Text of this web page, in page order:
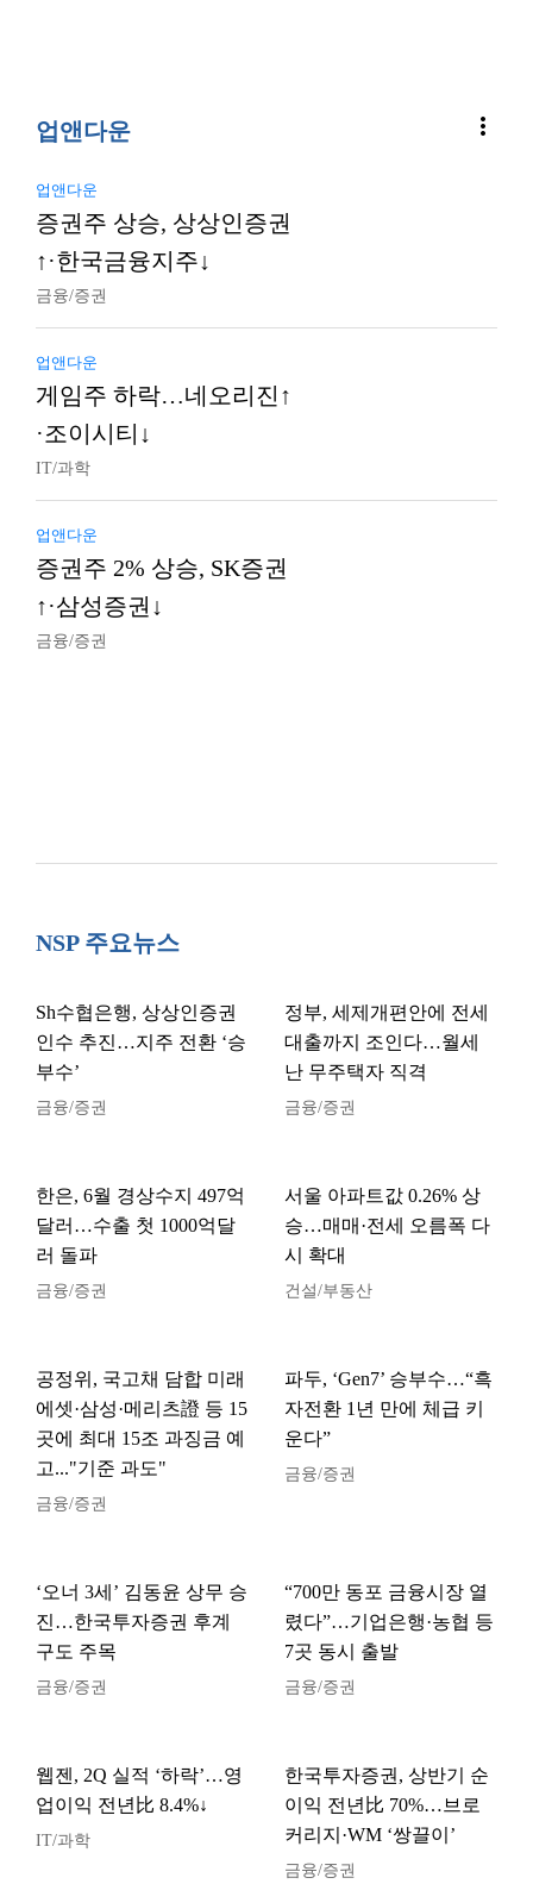
업앤다운 more_vert
업앤다운
증권주 상승, 상상인증권
↑·한국금융지주↓
금융/증권
업앤다운
게임주 하락…네오리진↑
·조이시티↓
IT/과학
업앤다운
증권주 2% 상승, SK증권
↑·삼성증권↓
금융/증권
NSP 주요뉴스
Sh수협은행, 상상인증권
인수 추진…지주 전환 ‘승
부수’
금융/증권
정부, 세제개편안에 전세
대출까지 조인다…월세
난 무주택자 직격
금융/증권
한은, 6월 경상수지 497억
달러…수출 첫 1000억달
러 돌파
금융/증권
서울 아파트값 0.26% 상
승…매매·전세 오름폭 다
시 확대
건설/부동산
공정위, 국고채 담합 미래
에셋·삼성·메리츠證 등 15
곳에 최대 15조 과징금 예
고..."기준 과도"
금융/증권
파두, ‘Gen7’ 승부수…“흑
자전환 1년 만에 체급 키
운다”
금융/증권
‘오너 3세’ 김동윤 상무 승
진…한국투자증권 후계
구도 주목
금융/증권
“700만 동포 금융시장 열
렸다”…기업은행·농협 등
7곳 동시 출발
금융/증권
웹젠, 2Q 실적 ‘하락’…영
업이익 전년比 8.4%↓
IT/과학
한국투자증권, 상반기 순
이익 전년比 70%…브로
커리지·WM ‘쌍끌이’
금융/증권